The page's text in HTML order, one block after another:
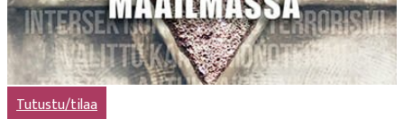
Tutustu/tilaa